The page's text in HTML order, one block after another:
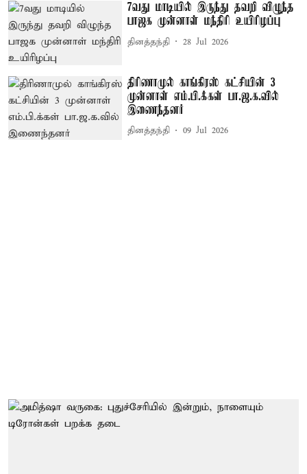
7வது மாடியில் இருந்து தவறி விழுந்த
பாஜக முன்னாள் மந்திரி உயிரிழப்பு
தினத்தந்தி 28 Jul 2026
திரிணாமுல் காங்கிரஸ் கட்சியின் 3
முன்னாள் எம்.பி.க்கள் பா.ஜ.க.வில்
இணைந்தனர்
தினத்தந்தி 09 Jul 2026